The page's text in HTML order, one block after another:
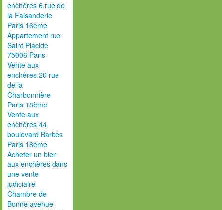
enchères 6 rue de
la Faisanderie
Paris 16ème
Appartement rue
Saint Placide
75006 Paris
Vente aux
enchères 20 rue
de la
Charbonnière
Paris 18ème
Vente aux
enchères 44
boulevard Barbès
Paris 18ème
Acheter un bien
aux enchères dans
une vente
judiciaire
Chambre de
Bonne avenue